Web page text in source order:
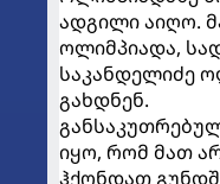
ადგილი აიღო.
ოლიმპიადა,
საკანდელიძე
გახდნენ.
იყო, რომ მათ
ჰქონდათ